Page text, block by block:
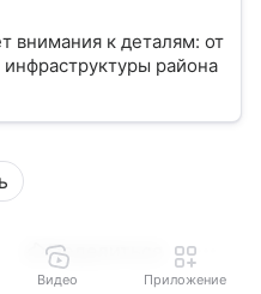
внимания к деталям: от
района
Поделиться
Видео Приложение